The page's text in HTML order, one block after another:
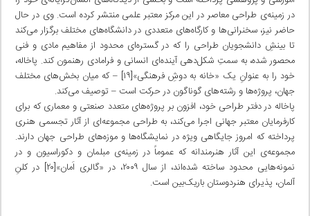
در زمینه‌ی طراحی معاصر در این مرکز معتبر علمی منتشر کرده است. وی در حال
حاضر نیز، سخنرانی‌ها و کارگاه‌های متعددی در دانشگاه‌های مختلف برگزار می‌کند
تا بینشِ دانشجویان طراحی را که در گستره‌ای محدود از مفاهیم مادی و فنی
محصور شده، به سمتِ شکل‌دهی آینده‌ای انسانی و فرامادی رهنمون کند. پاخاله،
خود را به عنوانِ یک «خانه به دوشِ فرهنگی»[۱۹] – که میان بخش‌های مختلف
جهان، پروژه‌ها و رشته‌های گوناگون در حرکت است – توصیف می‌کند.
پاخاله در دفتر طراحی خود، افزون بر پروژه‌های متعدد صنعتی و معماری که برای
کارفرمایان معتبر جهانی اجرا ‌می‌کند، به طراحی مجموعه‌ای از آثار تجسمی هنری
پرداخته که امروز جایگاهی ویژه در نمایشگاه‌ها و موزه‌های طراحی جهان دارند.
مجموعه‌ی این آثار هنرمندانه‌ که عموماً در زمینه‌ی مبلمان و دکوراسیون و در
نمونه‌هایی محدود ساخته شده‌اند، از سال ۲۰۰۹، در «گالری اَمان»[۲۰] در کلنِ
آلمان، پذیرای هنردوستان باریک‌بین است.